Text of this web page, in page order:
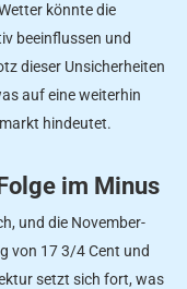
könnte die
beeinflussen und
dieser Unsicherheiten
auf eine weiterhin
hindeutet.
im Minus
und die November-
von 17 3/4 Cent und
setzt sich fort, was